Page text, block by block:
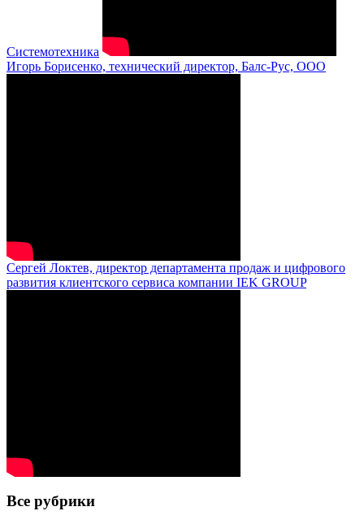
Системотехника
Игорь Борисенко, технический директор, Балс-Рус, ООО
Сергей Локтев, директор департамента продаж и цифрового
развития клиентского сервиса компании IEK GROUP
Все рубрики